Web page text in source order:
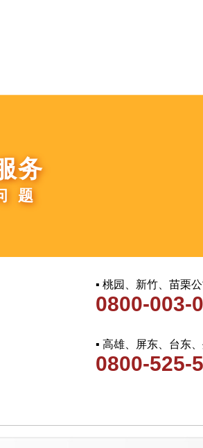
务
题
▪ 桃园、新竹、苗栗公
0800-003-
▪ 高雄、屏东、台东
0800-525-